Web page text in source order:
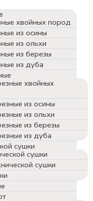
хвойных пород
из осины
из ольхи
из березы
из дуба
хвойных
из осины
из ольхи
из березы
из дуба
сушки
сушки
сушки